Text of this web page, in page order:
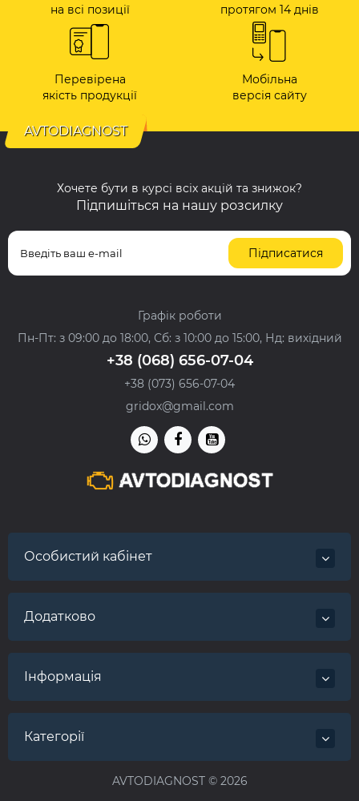
на всі позиції
протягом 14 днів
Перевірена
якість продукції
Мобільна
версія сайту
AVTODIAGNOST
Хочете бути в курсі всіх акцій та знижок?
Підпишіться на нашу розсилку
Підписатися
Графік роботи
Пн-Пт: з 09:00 до 18:00, Сб: з 10:00 до 15:00, Нд: вихідний
+38 (068) 656-07-04
+38 (073) 656-07-04
gridox@gmail.com
Особистий кабінет
Додатково
Інформація
Категорії
AVTODIAGNOST © 2026